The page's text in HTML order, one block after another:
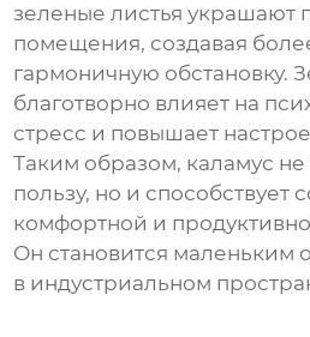
зеленые листья украшают
помещения, создавая
гармоничную обстановку.
благотворно влияет на
стресс и повышает
Таким образом, каламус
пользу, но и способствует
комфортной и
Он становится маленьким
в индустриальном